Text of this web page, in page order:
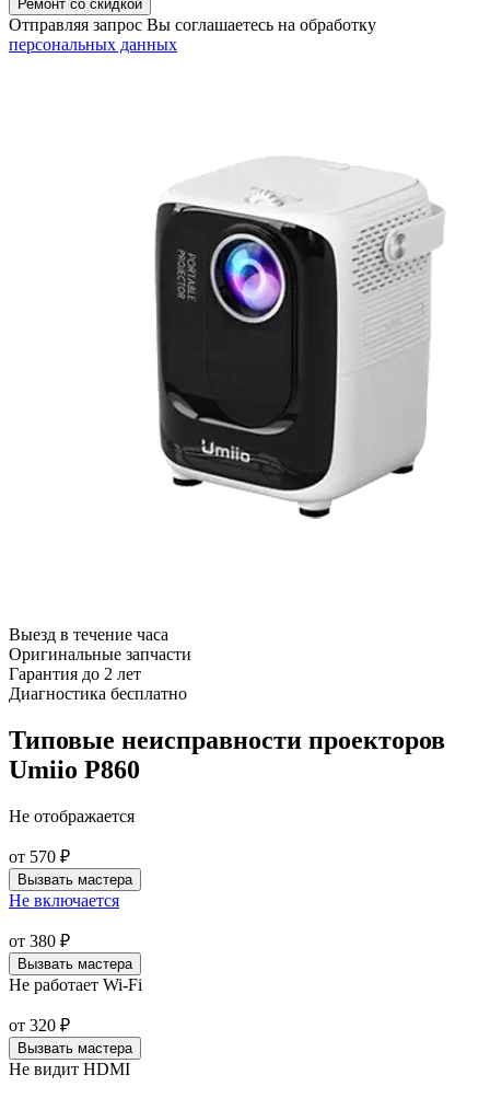
Отправляя запрос Вы соглашаетесь на обработку
персональных данных
Выезд в течение часа
Оригинальные запчасти
Гарантия до 2 лет
Диагностика бесплатно
Типовые неисправности проекторов
Umiio P860
Не отображается
от 570 ₽
Вызвать мастера
Не включается
от 380 ₽
Вызвать мастера
Не работает Wi-Fi
от 320 ₽
Вызвать мастера
Не видит HDMI